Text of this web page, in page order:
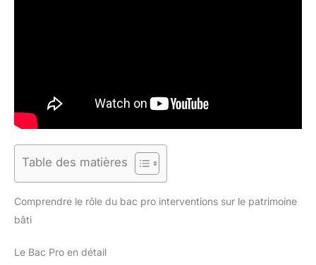
Table des matières
Comprendre le rôle du bac pro interventions sur le patrimoine
bâti
Le Bac Pro en détail